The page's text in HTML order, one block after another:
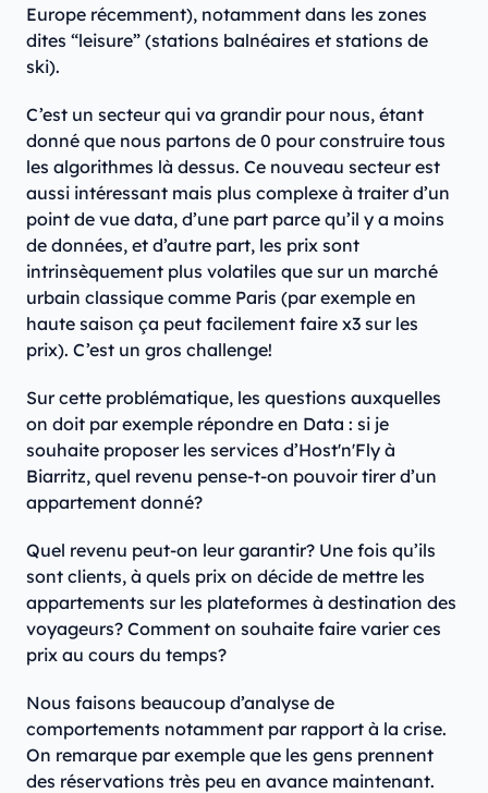
Europe récemment), notamment dans les zones
dites “leisure” (stations balnéaires et stations de
ski).
C’est un secteur qui va grandir pour nous, étant
donné que nous partons de 0 pour construire tous
les algorithmes là dessus. Ce nouveau secteur est
aussi intéressant mais plus complexe à traiter d’un
point de vue data, d’une part parce qu’il y a moins
de données, et d’autre part, les prix sont
intrinsèquement plus volatiles que sur un marché
urbain classique comme Paris (par exemple en
haute saison ça peut facilement faire x3 sur les
prix). C’est un gros challenge!
Sur cette problématique, les questions auxquelles
on doit par exemple répondre en Data : si je
souhaite proposer les services d’Host'n'Fly à
Biarritz, quel revenu pense-t-on pouvoir tirer d’un
appartement donné?
Quel revenu peut-on leur garantir? Une fois qu’ils
sont clients, à quels prix on décide de mettre les
appartements sur les plateformes à destination des
voyageurs? Comment on souhaite faire varier ces
prix au cours du temps?
Nous faisons beaucoup d’analyse de
comportements notamment par rapport à la crise.
On remarque par exemple que les gens prennent
des réservations très peu en avance maintenant.